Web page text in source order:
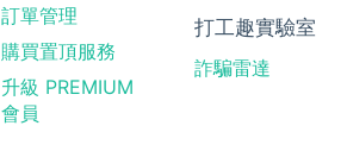
訂單管理
購買置頂服務
升級 PREMIUM
會員
打工趣實驗室
詐騙雷達